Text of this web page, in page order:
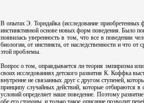
В опытах Э. Торндайка (исследование приобретенных
инстинктивной основе новых форм поведения. Было
появилась уверенность в том, что все в поведении
биологии, от инстинкта, от наследственности и что
этой проблемы.
Вопрос о том, оправдывается ли теория эмпиризма
своих исследованиях детского развития К. Коффка
внутренне не связанных друг с другом ступеней,
принципу случайных действий, которые отбираются
условий определяет наше поведение. Поэтому
обе его стороны, и только такое описание позволит